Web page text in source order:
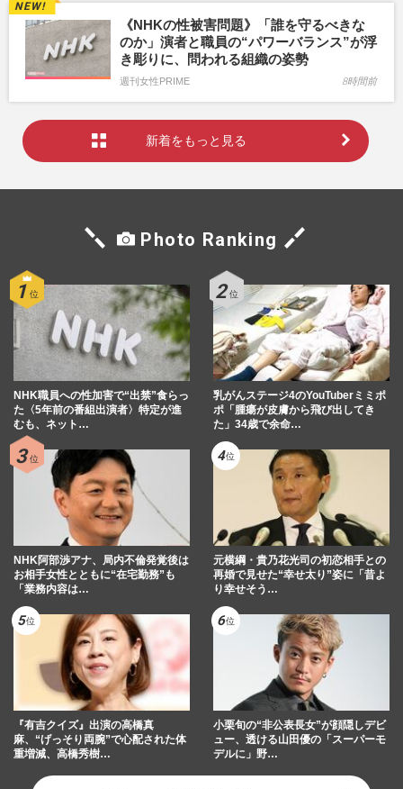
《NHKの性被害問題》「誰を守るべきな
のか」演者と職員の“パワーバランス”が浮
き彫りに、問われる組織の姿勢
週刊女性PRIME 8時間前
新着をもっと見る
Photo Ranking
NHK職員への性加害で“出禁”食らっ
た〈5年前の番組出演者〉特定が進
むも、ネット…
乳がんステージ4のYouTuberミミポ
ポ「腫瘍が皮膚から飛び出してき
た」34歳で余命…
NHK阿部渉アナ、局内不倫発覚後は
お相手女性とともに“在宅勤務”も
「業務内容は…
元横綱・貴乃花光司の初恋相手との
再婚で見せた“幸せ太り”姿に「昔よ
り幸せそう…
『有吉クイズ』出演の高橋真
麻、“げっそり両腕”で心配された体
重増減、高橋秀樹…
小栗旬の“非公表長女”が顔隠しデビ
ュー、透ける山田優の「スーパーモ
デルに」野…